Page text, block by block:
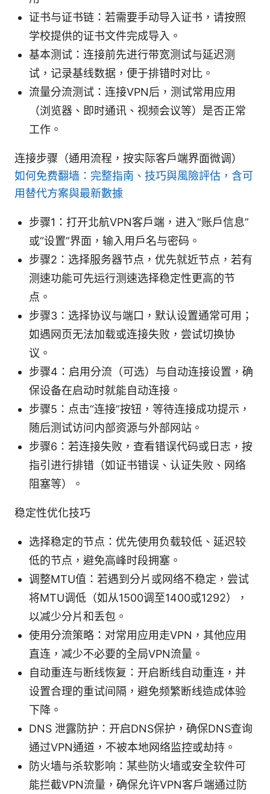
证书与证书链：若需要手动导入证书，请按照
学校提供的证书文件完成导入。
基本测试：连接前先进行带宽测试与延迟测
试，记录基线数据，便于排错时对比。
流量分流测试：连接VPN后，测试常用应用
（浏览器、即时通讯、视频会议等）是否正常
工作。
连接步骤（通用流程，按实际客户端界面微调）
如何免费翻墙：完整指南、技巧與風險評估，含可
用替代方案與最新數據
步骤1：打开北航VPN客户端，进入“账户信息”
或“设置”界面，输入用户名与密码。
步骤2：选择服务器节点，优先就近节点，若有
测速功能可先运行测速选择稳定性更高的节
点。
步骤3：选择协议与端口，默认设置通常可用；
如遇网页无法加载或连接失败，尝试切换协
议。
步骤4：启用分流（可选）与自动连接设置，确
保设备在启动时就能自动连接。
步骤5：点击“连接”按钮，等待连接成功提示，
随后测试访问内部资源与外部网站。
步骤6：若连接失败，查看错误代码或日志，按
指引进行排错（如证书错误、认证失败、网络
阻塞等）。
稳定性优化技巧
选择稳定的节点：优先使用负载较低、延迟较
低的节点，避免高峰时段拥塞。
调整MTU值：若遇到分片或网络不稳定，尝试
将MTU调低（如从1500调至1400或1292），
以减少分片和丢包。
使用分流策略：对常用应用走VPN，其他应用
直连，减少不必要的全局VPN流量。
自动重连与断线恢复：开启断线自动重连，并
设置合理的重试间隔，避免频繁断线造成体验
下降。
DNS 泄露防护：开启DNS保护，确保DNS查询
通过VPN通道，不被本地网络监控或劫持。
防火墙与杀软影响：某些防火墙或安全软件可
能拦截VPN流量，确保允许VPN客户端通过防